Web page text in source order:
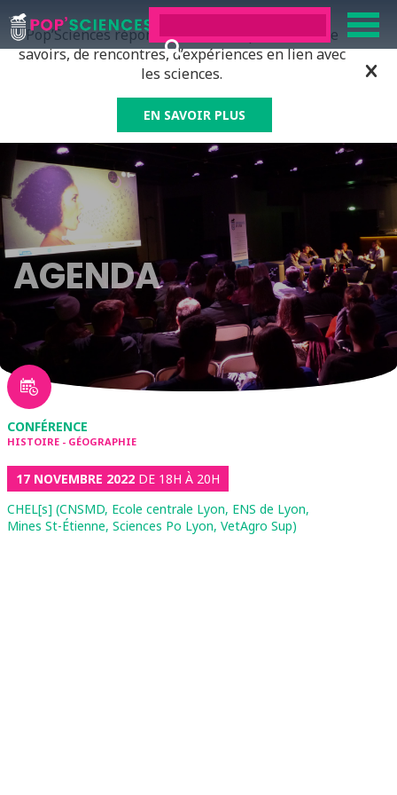
Pop’Sciences répond à tous ceux qui ont soif de
savoirs, de rencontres, d’expériences en lien avec
les sciences.
EN SAVOIR PLUS
AGENDA
CONFÉRENCE
HISTOIRE - GÉOGRAPHIE
17 NOVEMBRE 2022 DE 18H À 20H
CHEL[s] (CNSMD, Ecole centrale Lyon, ENS de Lyon,
Mines St-Étienne, Sciences Po Lyon, VetAgro Sup)